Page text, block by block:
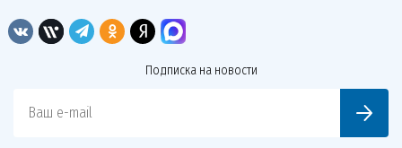
Подписка на новости
Ваш e-mail